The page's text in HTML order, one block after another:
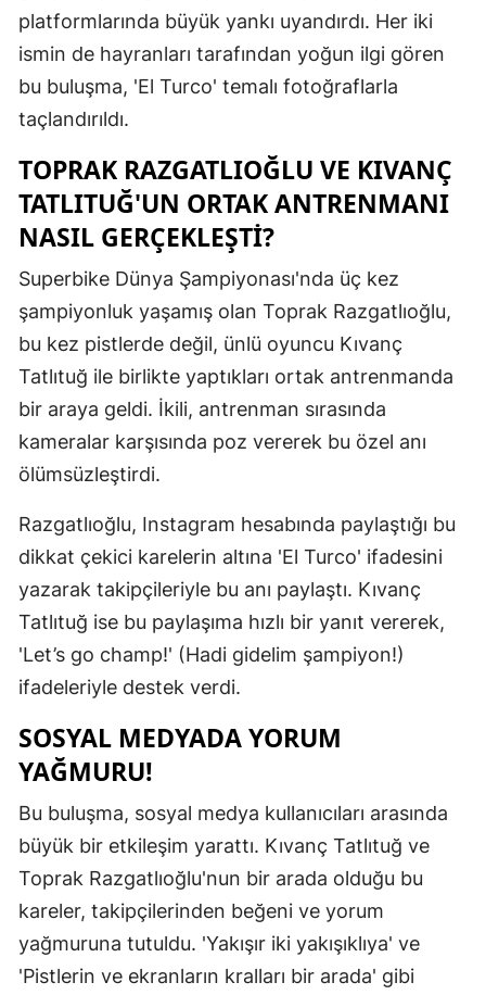
Gaziantep
Giresun
Hakkari
Hatay
Mersin
İzmir
Kars
Kastamonu
Kayseri
Konya
Kütahya
Manisa
platformlarında büyük yankı uyandırdı. Her iki
ismin de hayranları tarafından yoğun ilgi gören
bu buluşma, 'El Turco' temalı fotoğraflarla
taçlandırıldı.
TOPRAK RAZGATLIOĞLU VE KIVANÇ
TATLITUĞ'UN ORTAK ANTRENMANI
NASIL GERÇEKLEŞTI?
Superbike Dünya Şampiyonası'nda üç kez
şampiyonluk yaşamış olan Toprak Razgatlıoğlu,
bu kez pistlerde değil, ünlü oyuncu Kıvanç
Tatlıtuğ ile birlikte yaptıkları ortak antrenmanda
bir araya geldi. İkili, antrenman sırasında
kameralar karşısında poz vererek bu özel anı
ölümsüzleştirdi.
Razgatlıoğlu, Instagram hesabında paylaştığı bu
dikkat çekici karelerin altına 'El Turco' ifadesini
yazarak takipçileriyle bu anı paylaştı. Kıvanç
Tatlıtuğ ise bu paylaşıma hızlı bir yanıt vererek,
'Let’s go champ!' (Hadi gidelim şampiyon!)
ifadeleriyle destek verdi.
SOSYAL MEDYADA YORUM
YAĞMURU!
Bu buluşma, sosyal medya kullanıcıları arasında
büyük bir etkileşim yarattı. Kıvanç Tatlıtuğ ve
Toprak Razgatlıoğlu'nun bir arada olduğu bu
kareler, takipçilerinden beğeni ve yorum
yağmuruna tutuldu. 'Yakışır iki yakışıklıya' ve
'Pistlerin ve ekranların kralları bir arada' gibi